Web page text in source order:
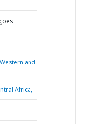
Western and
Africa,